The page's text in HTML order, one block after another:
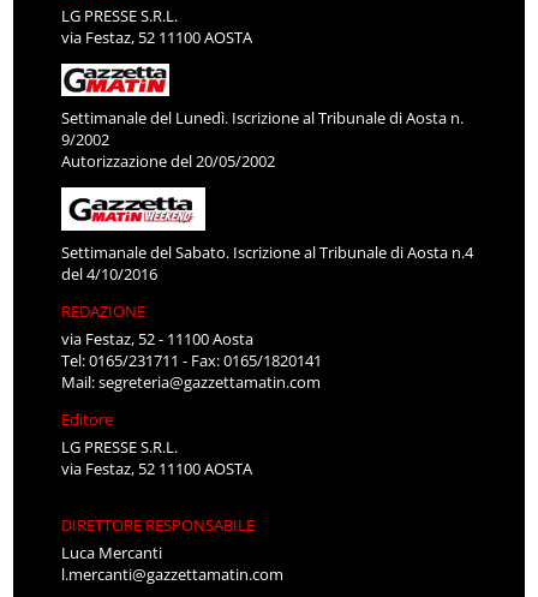
LG PRESSE S.R.L.
via Festaz, 52 11100 AOSTA
Settimanale del Lunedì. Iscrizione al Tribunale di Aosta n.
9/2002
Autorizzazione del 20/05/2002
Settimanale del Sabato. Iscrizione al Tribunale di Aosta n.4
del 4/10/2016
REDAZIONE
via Festaz, 52 - 11100 Aosta
Tel: 0165/231711 - Fax: 0165/1820141
Mail:segreteria@gazzettamatin.com
Editore
LG PRESSE S.R.L.
via Festaz, 52 11100 AOSTA
DIRETTORE RESPONSABILE
Luca Mercanti
l.mercanti@gazzettamatin.com